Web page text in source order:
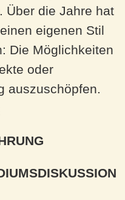
Über die Jahre hat
eigenen Stil
Die Möglichkeiten
oder
auszuschöpfen.